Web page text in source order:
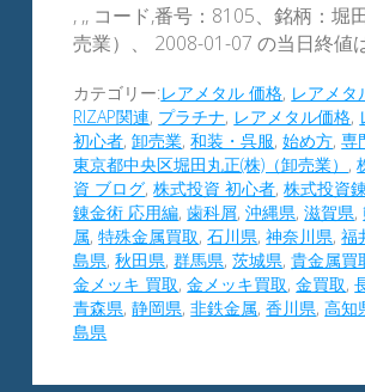
, ,, コード,番号：8105、銘柄：堀
売業）、 2008-01-07 の当日終値
カテゴリー:レアメタル 価格, レアメタ
RIZAP関連, プラチナ, レアメタル価格,
初心者,卸売業,和装・呉服,始め方,専
東京都中央区堀田丸正(株)（卸売業） ,
資 ブログ,株式投資 初心者,株式投資
錬金術 応用編,歯科屑,沖縄県,滋賀県,
属,特殊金属買取,石川県,神奈川県,福
島県,秋田県,群馬県,茨城県,貴金属買
金メッキ 買取,金メッキ買取,金買取,
青森県,静岡県,非鉄金属,香川県,高知
島県